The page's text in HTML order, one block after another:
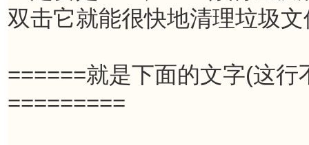
双击它就能很快地清理垃圾
======就是下面的文字(这
=========